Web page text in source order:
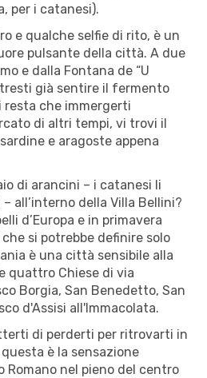
per i catanesi).
e qualche selfie di rito, è un
pulsante della città. A due
e dalla Fontana de “U
già sentire il fermento
resta che immergerti
di altri tempi, vi trovi il
e aragoste appena
di arancini – i catanesi li
all’interno della Villa Bellini?
d’Europa e in primavera
si potrebbe definire solo
è una città sensibile alla
quattro Chiese di via
Borgia, San Benedetto, San
d'Assisi all'Immacolata.
di perderti per ritrovarti in
è la sensazione
Romano nel pieno del centro